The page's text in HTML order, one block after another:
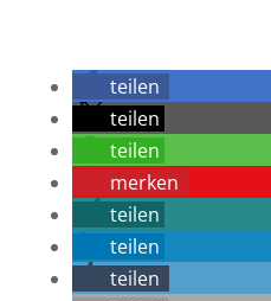
teilen
teilen
teilen
merken
teilen
teilen
teilen